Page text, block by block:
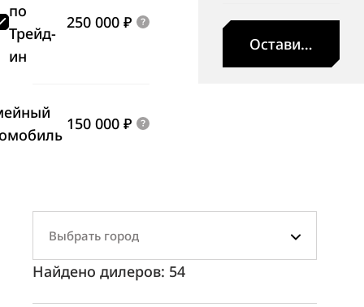
250 000 ₽
по
Трейд-
ин
150 000 ₽
Оставить
Выбрать город
Найдено дилеров: 54